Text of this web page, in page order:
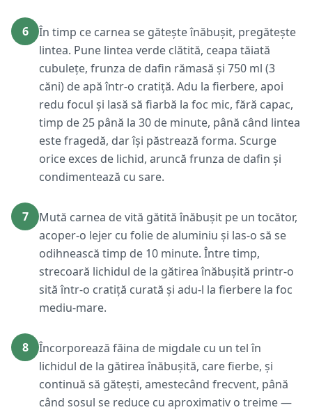
6
În timp ce carnea se gătește înăbușit, pregătește
lintea. Pune lintea verde clătită, ceapa tăiată
cubulețe, frunza de dafin rămasă și 750 ml (3
căni) de apă într-o cratiță. Adu la fierbere, apoi
redu focul și lasă să fiarbă la foc mic, fără capac,
timp de 25 până la 30 de minute, până când lintea
este fragedă, dar își păstrează forma. Scurge
orice exces de lichid, aruncă frunza de dafin și
condimentează cu sare.
7
Mută carnea de vită gătită înăbușit pe un tocător,
acoper-o lejer cu folie de aluminiu și las-o să se
odihnească timp de 10 minute. Între timp,
strecoară lichidul de la gătirea înăbușită printr-o
sită într-o cratiță curată și adu-l la fierbere la foc
mediu-mare.
8
Încorporează făina de migdale cu un tel în
lichidul de la gătirea înăbușită, care fierbe, și
continuă să gătești, amestecând frecvent, până
când sosul se reduce cu aproximativ o treime —